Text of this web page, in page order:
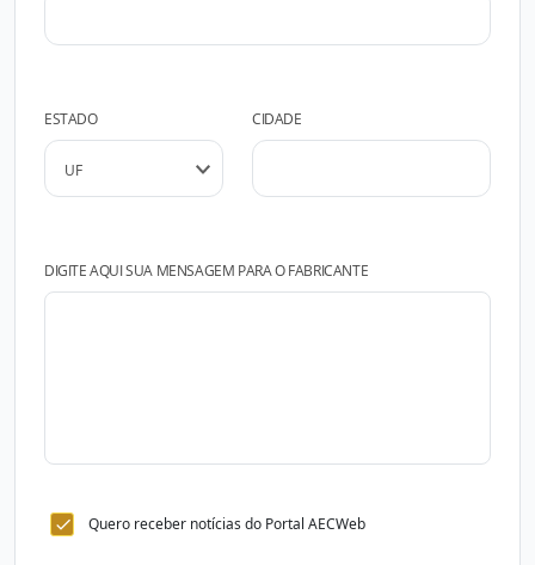
ESTADO CIDADE
DIGITE AQUI SUA MENSAGEM PARA O FABRICANTE
Quero receber notícias do Portal AECWeb